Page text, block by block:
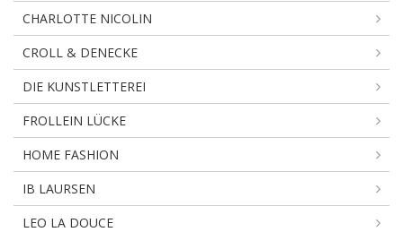
CHARLOTTE NICOLIN
CROLL & DENECKE
DIE KUNSTLETTEREI
FROLLEIN LÜCKE
HOME FASHION
IB LAURSEN
LEO LA DOUCE